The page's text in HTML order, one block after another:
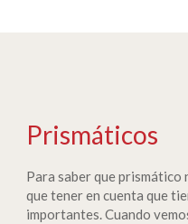
Prismáticos
Para saber que prismático
que tener en cuenta que
importantes. Cuando